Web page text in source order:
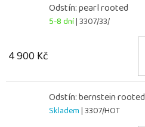
Odstín: pearl rooted
5-8 dní| 3307/33/
4 900 Kč
Odstín: bernstein rooted
Skladem| 3307/HOT